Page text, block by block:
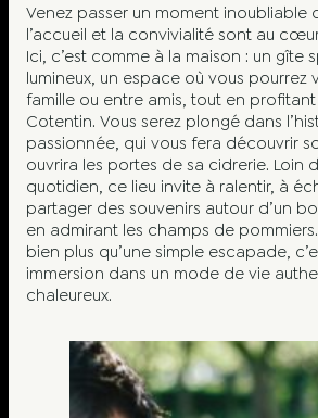
Venez passer un moment inoubliable
l’accueil et la convivialité sont au
Ici, c’est comme à la maison : un gîte
lumineux, un espace où vous pourrez
famille ou entre amis, tout en
Cotentin. Vous serez plongé dans
passionnée, qui vous fera découvrir
ouvrira les portes de sa cidrerie. Loin
quotidien, ce lieu invite à ralentir, à
partager des souvenirs autour d’un
en admirant les champs de
bien plus qu’une simple escapade,
immersion dans un mode de vie
chaleureux.